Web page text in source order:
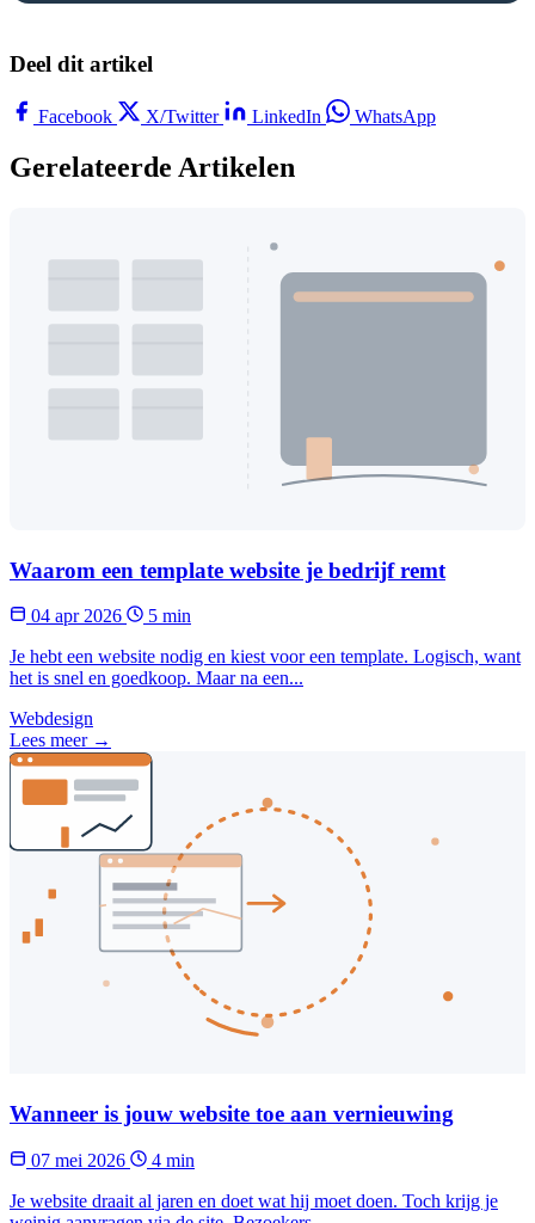
Deel dit artikel
Facebook X/Twitter LinkedIn WhatsApp
Gerelateerde Artikelen
Waarom een template website je bedrijf remt
04 apr 2026
5 min
Je hebt een website nodig en kiest voor een template. Logisch, want
het is snel en goedkoop. Maar na een...
Webdesign
Lees meer →
Wanneer is jouw website toe aan vernieuwing
07 mei 2026
4 min
Je website draait al jaren en doet wat hij moet doen. Toch krijg je